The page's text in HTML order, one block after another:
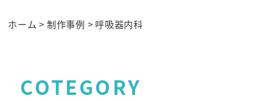
ホーム > 制作事例 > 呼吸器内科
COTEGORY